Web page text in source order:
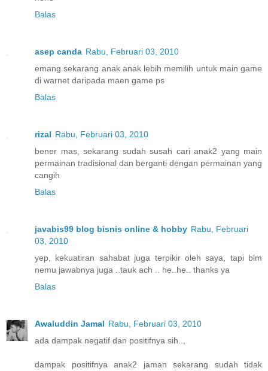
Balas
asep canda Rabu, Februari 03, 2010
emang sekarang anak anak lebih memilih untuk main game
di warnet daripada maen game ps
Balas
rizal Rabu, Februari 03, 2010
bener mas, sekarang sudah susah cari anak2 yang main
permainan tradisional dan berganti dengan permainan yang
cangih
Balas
javabis99 blog bisnis online & hobby Rabu, Februari
03, 2010
yep, kekuatiran sahabat juga terpikir oleh saya, tapi blm
nemu jawabnya juga ..tauk ach .. he..he.. thanks ya
Balas
Awaluddin Jamal Rabu, Februari 03, 2010
ada dampak negatif dan positifnya sih..,
dampak positifnya anak2 jaman sekarang sudah tidak